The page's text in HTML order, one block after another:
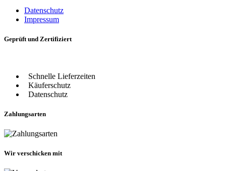
Datenschutz
Impressum
Geprüft und Zertifiziert
Schnelle Lieferzeiten
Käuferschutz
Datenschutz
Zahlungsarten
Wir verschicken mit